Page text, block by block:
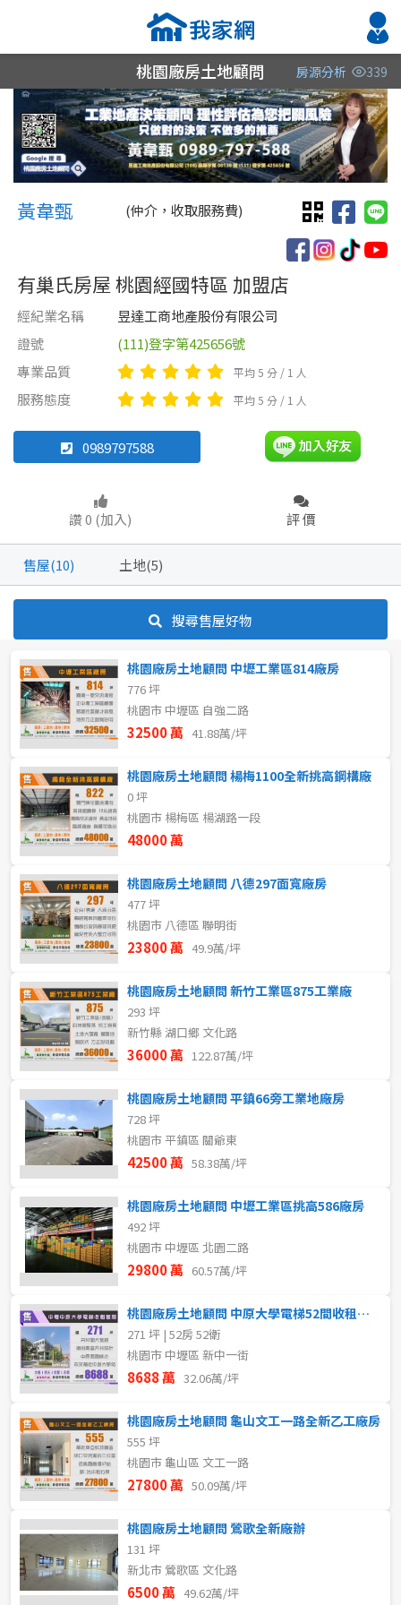
縣市
不限
新北市
彰化縣
區域
不限
不拘 別墅 華廈
廠辦
不拘
20坪以下
80坪以上
樓層
不拘
地下室
1樓 5~10樓
~
格局
不拘
屋齡
不拘
售價
縣市
不限
區域
不限
縣市
不限
區域
不限
不拘 整層住家 獨立套房
雅房 其他住宅 頂讓
車位
20坪以下
20~30 坪 30~40 坪
40~50 坪 50~60 坪
60~70 坪 70~80 坪
80坪以上
樓層
不拘
1樓
3樓 4樓
5~10樓 11~20樓
21樓以上
格局
2房
4房
租金(元)
桃園廠房土地顧問 房源分析 339
黃韋甄 韋甄
黃韋甄 (仲介，收取服務費)
有巢氏房屋 桃園經國特區 加盟店
經紀業名稱
昱達工商地產股份有限公司
證號
(111)登字第425656號
專業品質
平均 5 分 / 1 人
服務態度 平均 5 分 / 1 人
0989797588
讚 0 (加入) 評 價
售屋(10) 土地(5)
搜尋售屋好物
桃園廠房土地顧問 中壢工業區814廠房
776 坪
桃園市 中壢區 自強二路
32500 萬 41.88萬/坪
桃園廠房土地顧問 楊梅1100全新挑高鋼構廠
0 坪
桃園市 楊梅區 楊湖路一段
48000 萬
桃園廠房土地顧問 八德297面寬廠房
477 坪
桃園市 八德區 聯明街
23800 萬 49.9萬/坪
桃園廠房土地顧問 新竹工業區875工業廠
293 坪
新竹縣 湖口鄉 文化路
36000 萬 122.87萬/坪
桃園廠房土地顧問 平鎮66旁工業地廠房
728 坪
桃園市 平鎮區 關爺東
42500 萬 58.38萬/坪
桃園廠房土地顧問 中壢工業區挑高586廠房
492 坪
桃園市 中壢區 北園二路
29800 萬 60.57萬/坪
桃園廠房土地顧問 中原大學電梯52間收租套房
271 坪 | 52房 52衛
桃園市 中壢區 新中一街
8688 萬 32.06萬/坪
桃園廠房土地顧問 龜山文工一路全新乙工廠房
555 坪
桃園市 龜山區 文工一路
27800 萬 50.09萬/坪
桃園廠房土地顧問 鶯歌全新廠辦
131 坪
新北市 鶯歌區 文化路
6500 萬 49.62萬/坪